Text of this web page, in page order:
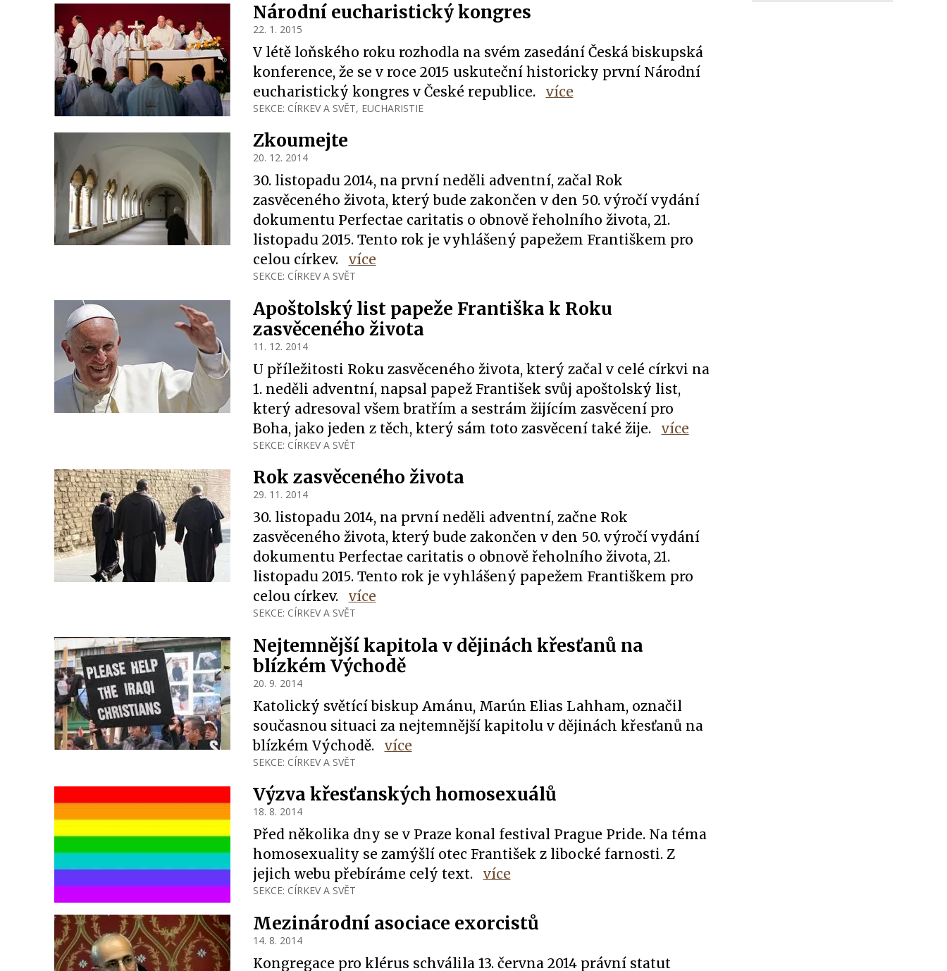
Národní eucharistický kongres
22. 1. 2015
V létě loňského roku rozhodla na svém zasedání Česká biskupská
konference, že se v roce 2015 uskuteční historicky první Národní
eucharistický kongres v České republice.
více
SEKCE: CÍRKEV A SVĚT, EUCHARISTIE
Zkoumejte
20. 12. 2014
30. listopadu 2014, na první neděli adventní, začal Rok
zasvěceného života, který bude zakončen v den 50. výročí vydání
dokumentu Perfectae caritatis o obnově řeholního života, 21.
listopadu 2015. Tento rok je vyhlášený papežem Františkem pro
celou církev.
více
SEKCE: CÍRKEV A SVĚT
Apoštolský list papeže Františka k Roku
zasvěceného života
11. 12. 2014
U příležitosti Roku zasvěceného života, který začal v celé církvi na
1. neděli adventní, napsal papež František svůj apoštolský list,
který adresoval všem bratřím a sestrám žijícím zasvěcení pro
Boha, jako jeden z těch, který sám toto zasvěcení také žije.
více
SEKCE: CÍRKEV A SVĚT
Rok zasvěceného života
29. 11. 2014
30. listopadu 2014, na první neděli adventní, začne Rok
zasvěceného života, který bude zakončen v den 50. výročí vydání
dokumentu Perfectae caritatis o obnově řeholního života, 21.
listopadu 2015. Tento rok je vyhlášený papežem Františkem pro
celou církev.
více
SEKCE: CÍRKEV A SVĚT
Nejtemnější kapitola v dějinách křesťanů na
blízkém Východě
20. 9. 2014
Katolický světící biskup Amánu, Marún Elias Lahham, označil
současnou situaci za nejtemnější kapitolu v dějinách křesťanů na
blízkém Východě.
více
SEKCE: CÍRKEV A SVĚT
Výzva křesťanských homosexuálů
18. 8. 2014
Před několika dny se v Praze konal festival Prague Pride. Na téma
homosexuality se zamýšlí otec František z libocké farnosti. Z
jejich webu přebíráme celý text.
více
SEKCE: CÍRKEV A SVĚT
Mezinárodní asociace exorcistů
14. 8. 2014
Kongregace pro klérus schválila 13. června 2014 právní statut